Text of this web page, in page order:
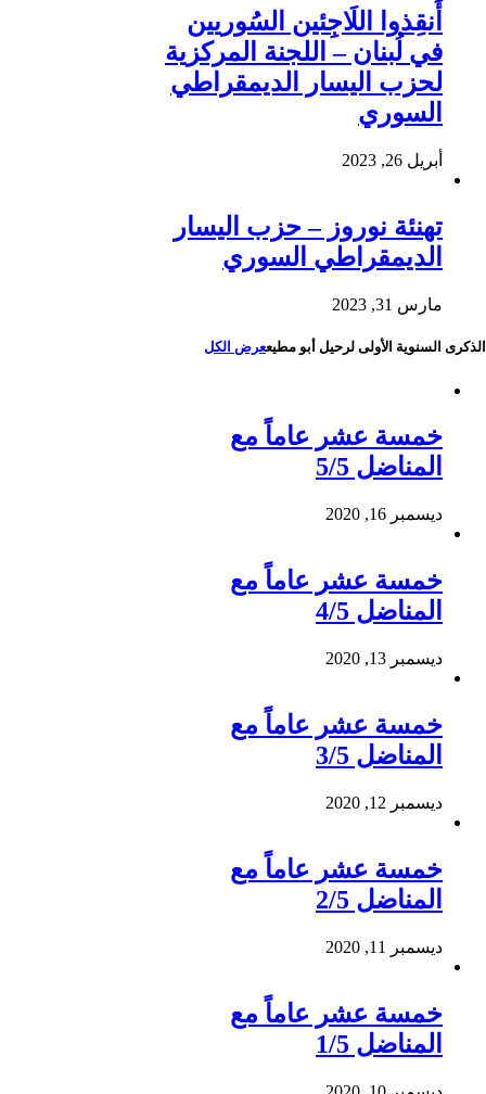
أَنقِذوا اللَاجِئين السُوريين
في لُبنان – اللجنة المركزية
لحزب اليسار الديمقراطي
السوري
أبريل 26, 2023
تهنئة نوروز – حزب اليسار
الديمقراطي السوري
مارس 31, 2023
الذكرى السنوية الأولى لرحيل أبو مطيععرض الكل
خمسة عشر عاماً مع
المناضل 5/5
ديسمبر 16, 2020
خمسة عشر عاماً مع
المناضل 4/5
ديسمبر 13, 2020
خمسة عشر عاماً مع
المناضل 3/5
ديسمبر 12, 2020
خمسة عشر عاماً مع
المناضل 2/5
ديسمبر 11, 2020
خمسة عشر عاماً مع
المناضل 1/5